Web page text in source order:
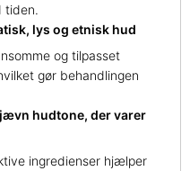
tiden.
lys og etnisk hud
og tilpasset
gør behandlingen
hudtone, der varer
ingredienser hjælper